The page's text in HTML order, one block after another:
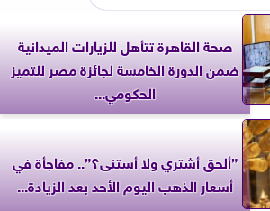
صحة القاهرة تتأهل للزيارات الميدانية
ضمن الدورة الخامسة لجائزة مصر للتميز
الحكومي...
”ألحق أشتري ولا أستنى؟”.. مفاجأة في
أسعار الذهب اليوم الأحد بعد الزيادة...